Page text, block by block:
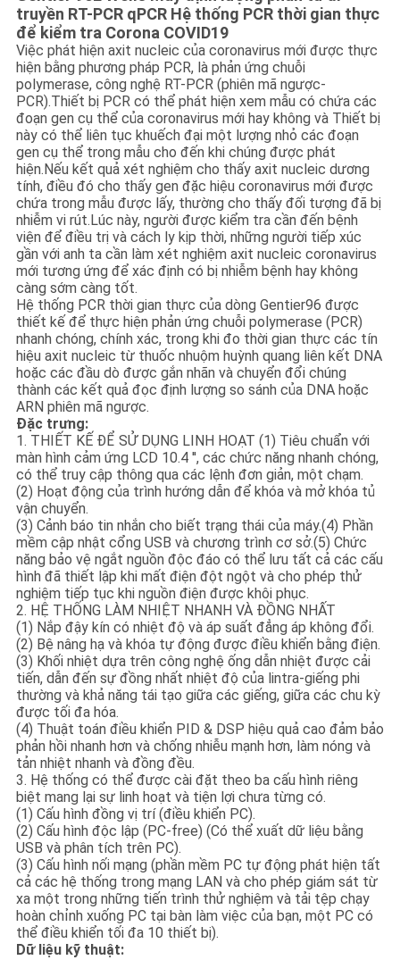
PRIVACY
POLICY
truyền RT-PCR qPCR Hệ thống PCR thời gian thực
để kiểm tra Corona COVID19
Việc phát hiện axit nucleic của coronavirus mới được thực
hiện bằng phương pháp PCR, là phản ứng chuỗi
polymerase, công nghệ RT-PCR (phiên mã ngược-
PCR).Thiết bị PCR có thể phát hiện xem mẫu có chứa các
đoạn gen cụ thể của coronavirus mới hay không và Thiết bị
này có thể liên tục khuếch đại một lượng nhỏ các đoạn
gen cụ thể trong mẫu cho đến khi chúng được phát
hiện.Nếu kết quả xét nghiệm cho thấy axit nucleic dương
tính, điều đó cho thấy gen đặc hiệu coronavirus mới được
chứa trong mẫu được lấy, thường cho thấy đối tượng đã bị
nhiễm vi rút.Lúc này, người được kiểm tra cần đến bệnh
viện để điều trị và cách ly kịp thời, những người tiếp xúc
gần với anh ta cần làm xét nghiệm axit nucleic coronavirus
mới tương ứng để xác định có bị nhiễm bệnh hay không
càng sớm càng tốt.
Hệ thống PCR thời gian thực của dòng Gentier96 được
thiết kế để thực hiện phản ứng chuỗi polymerase (PCR)
nhanh chóng, chính xác, trong khi đo thời gian thực các tín
hiệu axit nucleic từ thuốc nhuộm huỳnh quang liên kết DNA
hoặc các đầu dò được gắn nhãn và chuyển đổi chúng
thành các kết quả đọc định lượng so sánh của DNA hoặc
ARN phiên mã ngược.
Đặc trưng:
1. THIẾT KẾ ĐỂ SỬ DỤNG LINH HOẠT (1) Tiêu chuẩn với
màn hình cảm ứng LCD 10.4 '', các chức năng nhanh chóng,
có thể truy cập thông qua các lệnh đơn giản, một chạm.
(2) Hoạt động của trình hướng dẫn để khóa và mở khóa tủ
vận chuyển.
(3) Cảnh báo tin nhắn cho biết trạng thái của máy.(4) Phần
mềm cập nhật cổng USB và chương trình cơ sở.(5) Chức
năng bảo vệ ngắt nguồn độc đáo có thể lưu tất cả các cấu
hình đã thiết lập khi mất điện đột ngột và cho phép thử
nghiệm tiếp tục khi nguồn điện được khôi phục.
2. HỆ THỐNG LÀM NHIỆT NHANH VÀ ĐỒNG NHẤT
(1) Nắp đậy kín có nhiệt độ và áp suất đẳng áp không đổi.
(2) Bệ nâng hạ và khóa tự động được điều khiển bằng điện.
(3) Khối nhiệt dựa trên công nghệ ống dẫn nhiệt được cải
tiến, dẫn đến sự đồng nhất nhiệt độ của lintra-giếng phi
thường và khả năng tái tạo giữa các giếng, giữa các chu kỳ
được tối đa hóa.
(4) Thuật toán điều khiển PID & DSP hiệu quả cao đảm bảo
phản hồi nhanh hơn và chống nhiễu mạnh hơn, làm nóng và
tản nhiệt nhanh và đồng đều.
3. Hệ thống có thể được cài đặt theo ba cấu hình riêng
biệt mang lại sự linh hoạt và tiện lợi chưa từng có.
(1) Cấu hình đồng vị trí (điều khiển PC).
(2) Cấu hình độc lập (PC-free) (Có thể xuất dữ liệu bằng
USB và phân tích trên PC).
(3) Cấu hình nối mạng (phần mềm PC tự động phát hiện tất
cả các hệ thống trong mạng LAN và cho phép giám sát từ
xa một trong những tiến trình thử nghiệm và tải tệp chạy
hoàn chỉnh xuống PC tại bàn làm việc của bạn, một PC có
thể điều khiển tối đa 10 thiết bị).
Dữ liệu kỹ thuật: